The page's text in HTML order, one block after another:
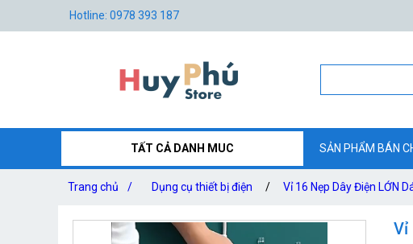
Hotline: 0978 393 187
TẤT CẢ DANH MUC SẢN PHẨM BÁN
Trang chủ / Dụng cụ thiết bị điện / Vỉ 16 Nẹp Dây Điện LỚN
Vỉ